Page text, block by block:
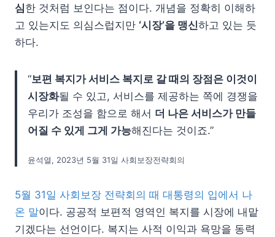
심한 것처럼 보인다는 점이다. 개념을 정확히 이해하
고 있는지도 의심스럽지만 ‘시장’을 맹신하고 있는 듯
하다.
“보편 복지가 서비스 복지로 갈 때의 장점은 이것이
시장화될 수 있고, 서비스를 제공하는 쪽에 경쟁을
우리가 조성을 함으로 해서 더 나은 서비스가 만들
어질 수 있게 그게 가능해진다는 것이죠.”
윤석열, 2023년 5월 31일 사회보장전략회의
5월 31일 사회보장 전략회의 때 대통령의 입에서 나
온 말이다. 공공적 보편적 영역인 복지를 시장에 내맡
기겠다는 선언이다. 복지는 사적 이익과 욕망을 동력